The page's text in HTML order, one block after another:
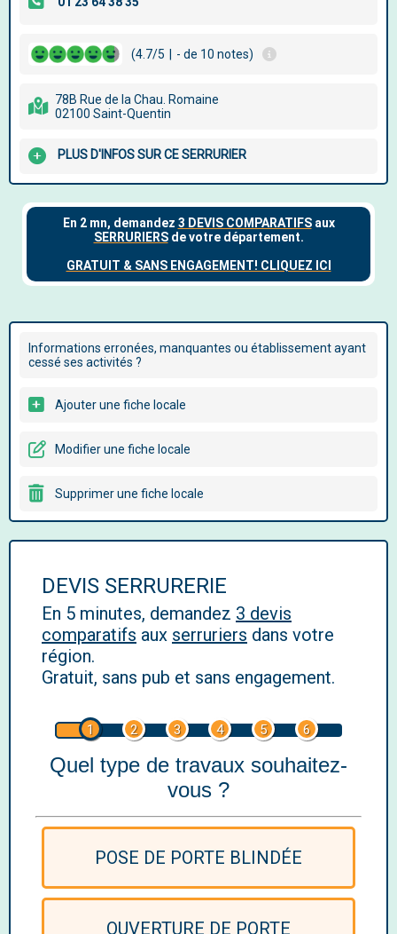
(4.7/5 - de 10 notes)
78B Rue de la Chau. Romaine
02100 Saint-Quentin
PLUS D'INFOS SUR CE SERRURIER
Informations erronées, manquantes ou établissement ayant
cessé ses activités ?
Ajouter une fiche locale
Modifier une fiche locale
Supprimer une fiche locale
DEVIS SERRURERIE
En 5 minutes, demandez 3 devis
comparatifs aux serruriers dans votre
région.
Gratuit, sans pub et sans engagement.
1 2 3 4 5 6
Quel type de travaux souhaitez-
vous ?
POSE DE PORTE BLINDÉE
OUVERTURE DE PORTE